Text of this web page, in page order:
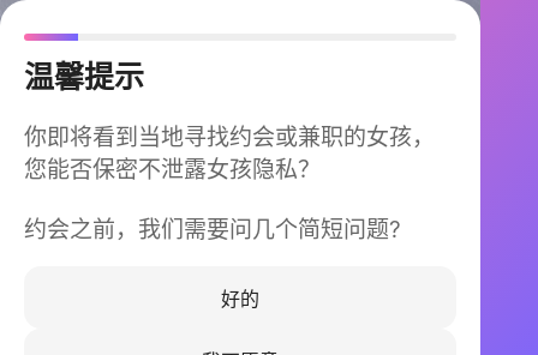
温馨提示
你即将看到当地寻找约会或兼职的女孩，
您能否保密不泄露女孩隐私？
约会之前，我们需要问几个简短问题?
好的
今晚不再孤单
同城快速匹配，马上认识身边的TA